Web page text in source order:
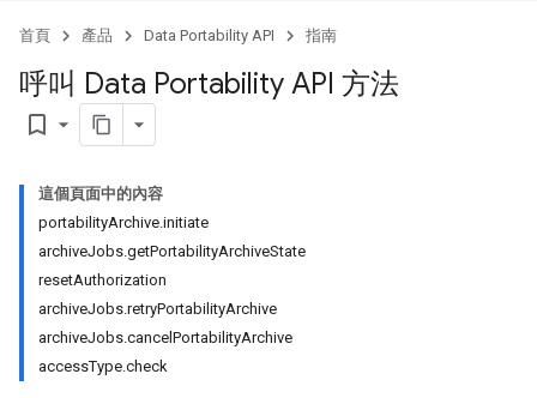
首頁 產品 Data Portability API 指南
呼叫 Data Portability API 方法
bookmark_border
這個頁面中的內容
portabilityArchive.initiate
archiveJobs.getPortabilityArchiveState
resetAuthorization
archiveJobs.retryPortabilityArchive
archiveJobs.cancelPortabilityArchive
accessType.check